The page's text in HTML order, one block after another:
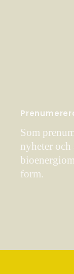
Som
nyheter
form.